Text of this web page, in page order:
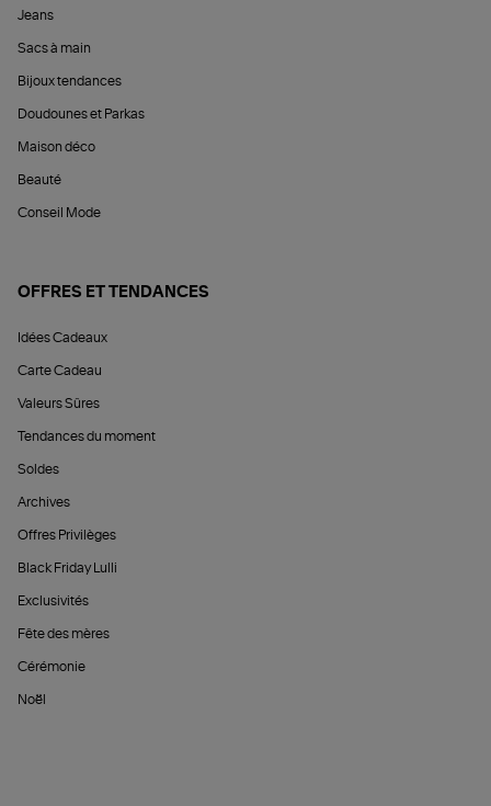
Jeans
Sacs à main
Bijoux tendances
Doudounes et Parkas
Maison déco
Beauté
Conseil Mode
OFFRES ET TENDANCES
Idées Cadeaux
Carte Cadeau
Valeurs Sûres
Tendances du moment
Soldes
Archives
Offres Privilèges
Black Friday Lulli
Exclusivités
Fête des mères
Cérémonie
Noël